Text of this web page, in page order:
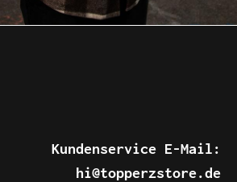
Kundenservice E-Mail:
hi@topperzstore.de